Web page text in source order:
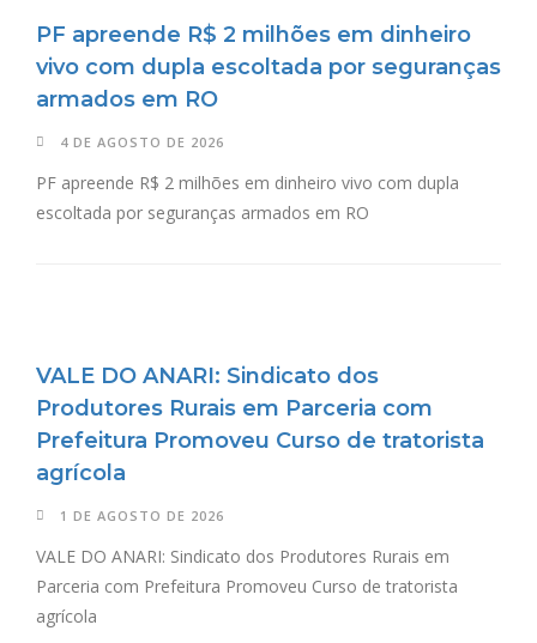
PF apreende R$ 2 milhões em dinheiro
vivo com dupla escoltada por seguranças
armados em RO
4 DE AGOSTO DE 2026
PF apreende R$ 2 milhões em dinheiro vivo com dupla
escoltada por seguranças armados em RO
VALE DO ANARI: Sindicato dos
Produtores Rurais em Parceria com
Prefeitura Promoveu Curso de tratorista
agrícola
1 DE AGOSTO DE 2026
VALE DO ANARI: Sindicato dos Produtores Rurais em
Parceria com Prefeitura Promoveu Curso de tratorista
agrícola